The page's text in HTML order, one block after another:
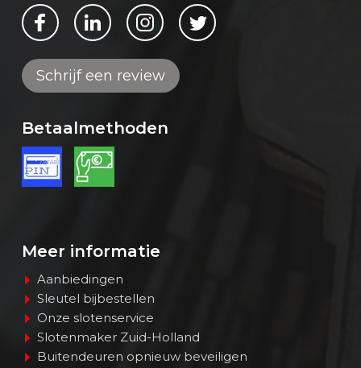
Bekijk ons op FacebookBekijk ons op LinkedInBekijk ons op InstagramBekijk ons op Twitter
Schrijf een review
Betaalmethoden
Meer informatie
Aanbiedingen
Sleutel bijbestellen
Onze slotenservice
Slotenmaker Zuid-Holland
Buitendeuren opnieuw beveiligen